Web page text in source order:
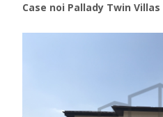
Case noi Pallady Twin